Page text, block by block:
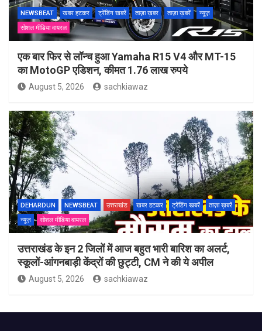
NEWSBEAT खबर हटकर ट्रेंडिंग खबरें ताज़ा ख़बर ताज़ा ख़बरें
न्यूज़
सोशल मीडिया वायरल
एक बार फिर से लॉन्च हुआ Yamaha R15 V4 और MT-15
का MotoGP एडिशन, कीमत 1.76 लाख रुपये
August 5, 2026 sachkiawaz
DEHARDUN NEWSBEAT उत्तराखंड खबर हटकर ट्रेंडिंग खबरें
ताज़ा ख़बरें
न्यूज़
सोशल मीडिया वायरल
उत्तराखंड के इन 2 जिलों में आज बहुत भारी बारिश का अलर्ट,
स्कूलों-आंगनबाड़ी केंद्रों की छुट्टी, CM ने की ये अपील
August 5, 2026 sachkiawaz